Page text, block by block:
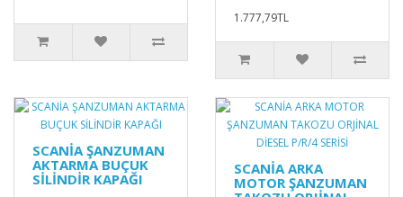
1.777,79TL
SCANİA ŞANZUMAN
AKTARMA BUÇUK
SİLİNDİR KAPAĞI
SCANİA ARKA
MOTOR ŞANZUMAN